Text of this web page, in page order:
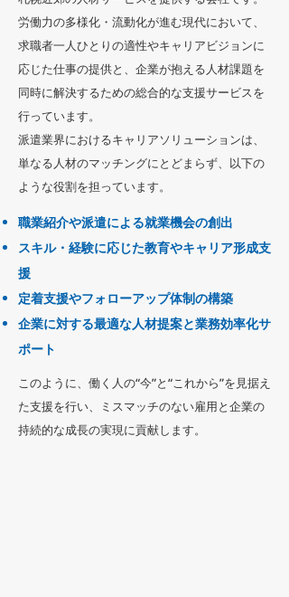
労働力の多様化・流動化が進む現代において、
求職者一人ひとりの適性やキャリアビジョンに
応じた仕事の提供と、企業が抱える人材課題を
同時に解決するための総合的な支援サービスを
行っています。
派遣業界におけるキャリアソリューションは、
単なる人材のマッチングにとどまらず、以下の
ような役割を担っています。
職業紹介や派遣による就業機会の創出
スキル・経験に応じた教育やキャリア形成支
援
定着支援やフォローアップ体制の構築
企業に対する最適な人材提案と業務効率化サ
ポート
このように、働く人の“今”と“これから”を見据え
た支援を行い、ミスマッチのない雇用と企業の
持続的な成長の実現に貢献します。